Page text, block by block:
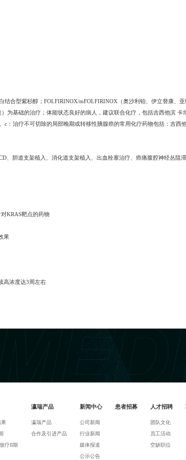
结合型紫杉醇；FOLFIRINOX/mFOLFIRINOX（奥沙利铂、伊立替康、
为基础的治疗；体能状态良好的病人，建议联合化疗，包括吉西他滨 卡
c：治疗不可切除的局部晚期或转移性胰腺癌的常用化疗药物包括：吉西
、胆道支架植入、消化道支架植入、出血栓塞治疗、癌痛腹腔神经丛阻滞
KRAS靶点的药物
果
高浓度达3周左右
果
疗II期
瀛瑞产品
瀛瑞产品
合作及引进产品
新闻中心
公司新闻
行业新闻
媒体报道
公示公告
患者招募 人才招聘
团队文化
员工活动
空缺职位